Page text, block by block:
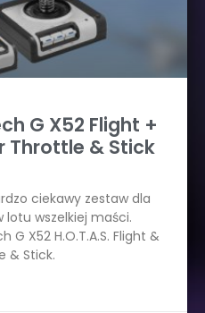
G X52 Flight +
Throttle & Stick
ciekawy zestaw dla
lotu wszelkiej maści.
X52 H.O.T.A.S. Flight &
& Stick.